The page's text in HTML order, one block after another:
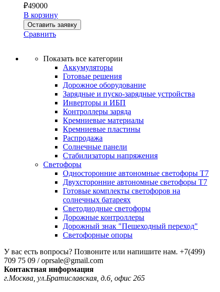
₽49000
В корзину
Оставить заявку
Сравнить
Показать все категории
Аккумуляторы
Готовые решения
Дорожное оборудование
Зарядные и пуско-зарядные устройства
Инверторы и ИБП
Контроллеры заряда
Кремниевые материалы
Кремниевые пластины
Распродажа
Солнечные панели
Стабилизаторы напряжения
Светофоры
Односторонние автономные светофоры Т7
Двухсторонние автономные светофоры Т7
Готовые комплекты светофоров на
солнечных батареях
Светодиодные светофоры
Дорожные контроллеры
Дорожный знак "Пешеходный переход"
Светофорные опоры
У вас есть вопросы? Позвоните или напишите нам. +7(499)
709 75 09 / oprsale@gmail.com
Контактная информация
г.Москва, ул.Братиславская, д.6, офис 265